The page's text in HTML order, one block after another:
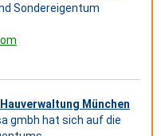
Sondereigentum
München
gmbh hat sich auf die